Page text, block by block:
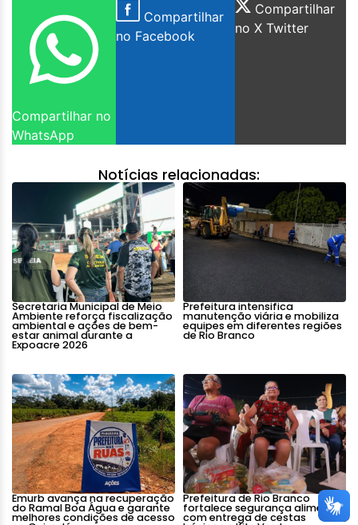
Compartilhar no
WhatsApp
Compartilhar
no Facebook
Compartilhar
no X Twitter
Notícias relacionadas:
Secretaria Municipal de Meio
Ambiente reforça fiscalização
ambiental e ações de bem-
estar animal durante a
Expoacre 2026
Prefeitura intensifica
manutenção viária e mobiliza
equipes em diferentes regiões
de Rio Branco
Emurb avança na recuperação
do Ramal Boa Água e garante
melhores condições de acesso
Prefeitura de Rio Branco
fortalece segurança alimentar
com entrega de cestas